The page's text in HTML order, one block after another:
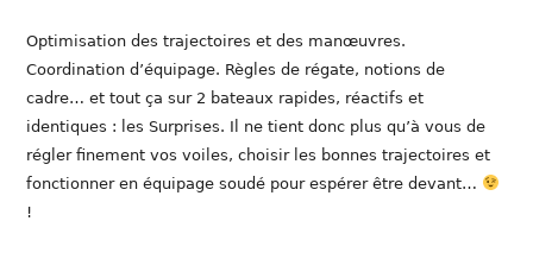
Optimisation des trajectoires et des manœuvres.
Coordination d’équipage. Règles de régate, notions de
cadre… et tout ça sur 2 bateaux rapides, réactifs et
identiques : les Surprises. Il ne tient donc plus qu’à vous de
régler finement vos voiles, choisir les bonnes trajectoires et
fonctionner en équipage soudé pour espérer être devant…
!